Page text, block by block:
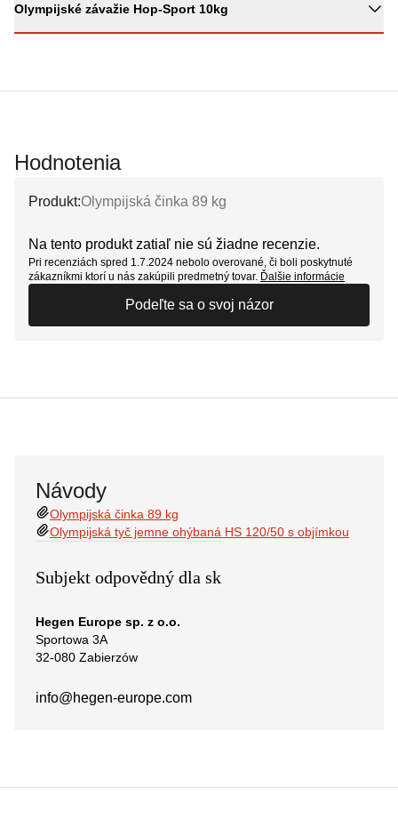
Olympijské závažie Hop-Sport 10kg
Hodnotenia
Produkt:Olympijská činka 89 kg
Na tento produkt zatiaľ nie sú žiadne recenzie.
Pri recenziách spred 1.7.2024 nebolo overované, či boli poskytnuté
zákazníkmi ktorí u nás zakúpili predmetný tovar. Ďalšie informácie
Podeľte sa o svoj názor
Návody
Olympijská činka 89 kg
Olympijská tyč jemne ohýbaná HS 120/50 s objímkou
Subjekt odpovědný dla sk
Hegen Europe sp. z o.o.
Sportowa 3A
32-080 Zabierzów
info@hegen-europe.com